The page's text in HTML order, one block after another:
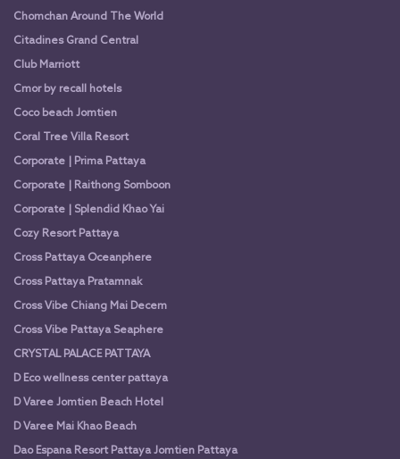
Chomchan Around The World
Citadines Grand Central
Club Marriott
Cmor by recall hotels
Coco beach Jomtien
Coral Tree Villa Resort
Corporate | Prima Pattaya
Corporate | Raithong Somboon
Corporate | Splendid Khao Yai
Cozy Resort Pattaya
Cross Pattaya Oceanphere
Cross Pattaya Pratamnak
Cross Vibe Chiang Mai Decem
Cross Vibe Pattaya Seaphere
CRYSTAL PALACE PATTAYA
D Eco wellness center pattaya
D Varee Jomtien Beach Hotel
D Varee Mai Khao Beach
Dao Espana Resort Pattaya Jomtien Pattaya